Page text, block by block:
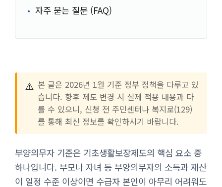
자주 묻는 질문 (FAQ)
⚠️ 본 글은 2026년 1월 기준 정부 정책을 다루고 있
습니다. 향후 제도 변경 시 실제 적용 내용과 다
를 수 있으니, 신청 전 주민센터나 복지로(129)
를 통해 최신 정보를 확인하시기 바랍니다.
부양의무자 기준은 기초생활보장제도의 핵심 요소 중
하나입니다. 부모나 자녀 등 부양의무자의 소득과 재산
이 일정 수준 이상이면 수급자 본인이 아무리 어려워도